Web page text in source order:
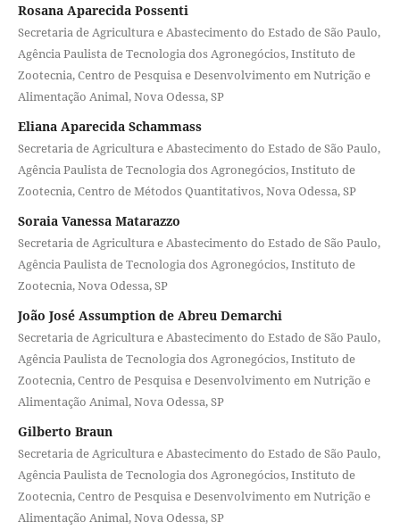
Rosana Aparecida Possenti
Secretaria de Agricultura e Abastecimento do Estado de São Paulo,
Agência Paulista de Tecnologia dos Agronegócios, Instituto de
Zootecnia, Centro de Pesquisa e Desenvolvimento em Nutrição e
Alimentação Animal, Nova Odessa, SP
Eliana Aparecida Schammass
Secretaria de Agricultura e Abastecimento do Estado de São Paulo,
Agência Paulista de Tecnologia dos Agronegócios, Instituto de
Zootecnia, Centro de Métodos Quantitativos, Nova Odessa, SP
Soraia Vanessa Matarazzo
Secretaria de Agricultura e Abastecimento do Estado de São Paulo,
Agência Paulista de Tecnologia dos Agronegócios, Instituto de
Zootecnia, Nova Odessa, SP
João José Assumption de Abreu Demarchi
Secretaria de Agricultura e Abastecimento do Estado de São Paulo,
Agência Paulista de Tecnologia dos Agronegócios, Instituto de
Zootecnia, Centro de Pesquisa e Desenvolvimento em Nutrição e
Alimentação Animal, Nova Odessa, SP
Gilberto Braun
Secretaria de Agricultura e Abastecimento do Estado de São Paulo,
Agência Paulista de Tecnologia dos Agronegócios, Instituto de
Zootecnia, Centro de Pesquisa e Desenvolvimento em Nutrição e
Alimentação Animal, Nova Odessa, SP